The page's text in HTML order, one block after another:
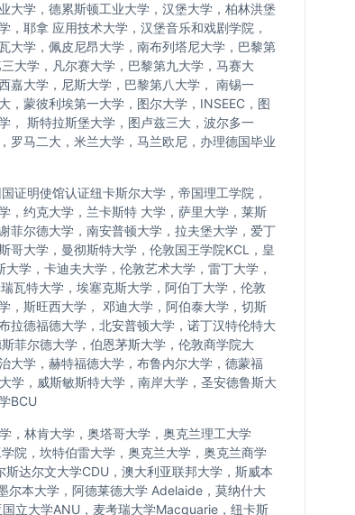
大学，德累斯顿工业大学，汉堡大学，柏林洪堡
耶拿 应用技术大学，汉堡音乐和戏剧学院，
大学，佩皮尼昂大学，南布列塔尼大学，巴黎第
大学，凡尔赛大学，巴黎第九大学，马赛大
嘉大学，尼斯大学，巴黎第八大学， 南锡一
，蒙彼利埃第一大学，图尔大学，INSEEC，图
， 斯特拉斯堡大学，图卢兹三大，波尔多一
罗马二大，米兰大学，马兰欧尼，办理德国毕业
证明使馆认证纽卡斯尔大学，帝国理工学院，
，约克大学，兰卡斯特 大学，萨里大学，莱斯
菲尔德大学，南安普顿大学，拉夫堡大学，爱丁
哥大学，曼彻斯特大学，伦敦国王学院KCL，皇
学，卡迪夫大学，伦敦艺术大学，雷丁大学，
瓦特大学，埃塞克斯大学，阿伯丁大学，伦敦
，斯旺西大学， 邓迪大学，阿伯泰大学，切斯
拉德福德大学，北安普顿大学，诺丁汉特伦特大
菲尔德大学，伯恩茅斯大学，伦敦商学院大
大学，赫特福德大学，布鲁内尔大学，德蒙福
学，威斯敏斯特大学，南岸大学，圣安德鲁斯大
BCU
林肯大学，奥塔哥大学，奥克兰理工大学
院，坎特伯雷大学，奥克兰大学，奥克兰商学
达尔文大学CDU，澳大利亚联邦大学，斯威本
本大学，阿德莱德大学 Adelaide，莫纳什大
立大学ANU，麦考瑞大学Macquarie，纽卡斯